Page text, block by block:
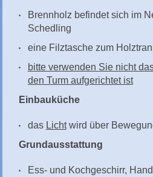
Brennholz befindet sich im
Schedling
eine Filztasche zum
bitte verwenden Sie nicht
den Turm aufgerichtet ist
Einbauküche
das Lichtwird über
Grundausstattung
Ess- und Kochgeschirr,